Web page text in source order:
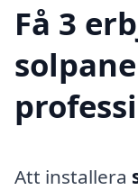
Få 3
Att installera